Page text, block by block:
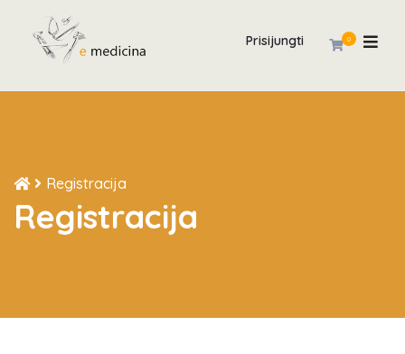
0
Prisijungti
Registracija
Registracija